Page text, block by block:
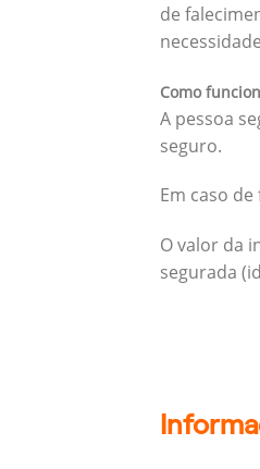
de
Como
A pessoa
seguro.
Em caso
O valor da
segurada